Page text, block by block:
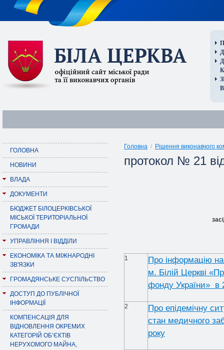
ГОЛОВНА
НОВИНИ
ВЛАДА
ДОКУМЕНТИ
БЮДЖЕТ БІЛОЦЕРКІВСЬКОЇ
МІСЬКОЇ ТЕРИТОРІАЛЬНОЇ
ГРОМАДИ
УПРАВЛІННЯ І ВІДДІЛИ
ЕКОНОМІКА ТА МІЖНАРОДНІ
ЗВ'ЯЗКИ
ГРОМАДЯНСЬКЕ СУСПІЛЬСТВО
ДОСТУП ДО ПУБЛІЧНОЇ
ІНФОРМАЦІЇ
КОМПЕНСАЦІЯ ДЛЯ
ВІДНОВЛЕННЯ ОКРЕМИХ
КАТЕГОРІЙ ОБ’ЄКТІВ
НЕРУХОМОГО МАЙНА,
Головна / Рішення виконавчого
протокол № 21
1
Про інформацію
м. Білій Церкві
фонду України» в
2
Про епідемічну
стан медичного
року